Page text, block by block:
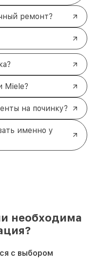
ремонт?
Miele?
на починку?
именно у
необходима
с выбором